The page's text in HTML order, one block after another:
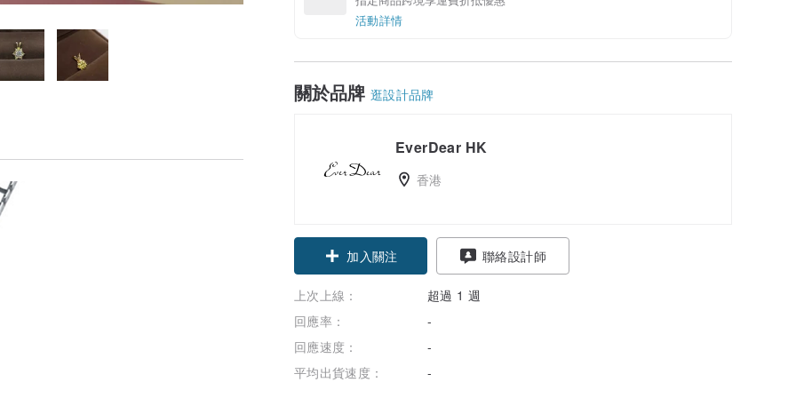
活動詳情
關於品牌 逛設計品牌
EverDear HK
香港
加入關注 聯絡設計師
上次上線：
超過 1 週
回應率：
-
回應速度：
-
平均出貨速度：
-